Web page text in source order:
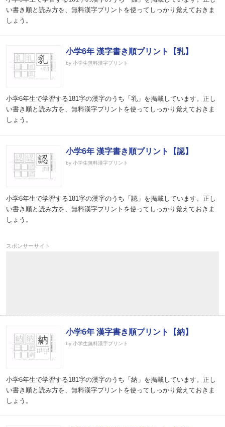
い書き順と読み方を、無料漢字プリントを使ってしっかり覚えておきま
しょう。
小学6年 漢字書き順プリント【乳】
by 小学生無料漢字プリント
小学6年生で学習する181字の漢字のうち「乳」を掲載しています。正し
い書き順と読み方を、無料漢字プリントを使ってしっかり覚えておきま
しょう。
小学6年 漢字書き順プリント【認】
by 小学生無料漢字プリント
小学6年生で学習する181字の漢字のうち「認」を掲載しています。正し
い書き順と読み方を、無料漢字プリントを使ってしっかり覚えておきま
しょう。
スポンサーサイト
小学6年 漢字書き順プリント【納】
by 小学生無料漢字プリント
小学6年生で学習する181字の漢字のうち「納」を掲載しています。正し
い書き順と読み方を、無料漢字プリントを使ってしっかり覚えておきま
しょう。